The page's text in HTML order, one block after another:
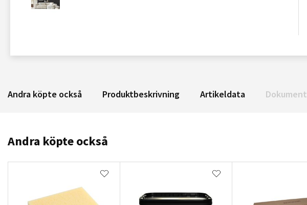
Andra köpte också Produktbeskrivning Artikeldata Dokument
Andra köpte också